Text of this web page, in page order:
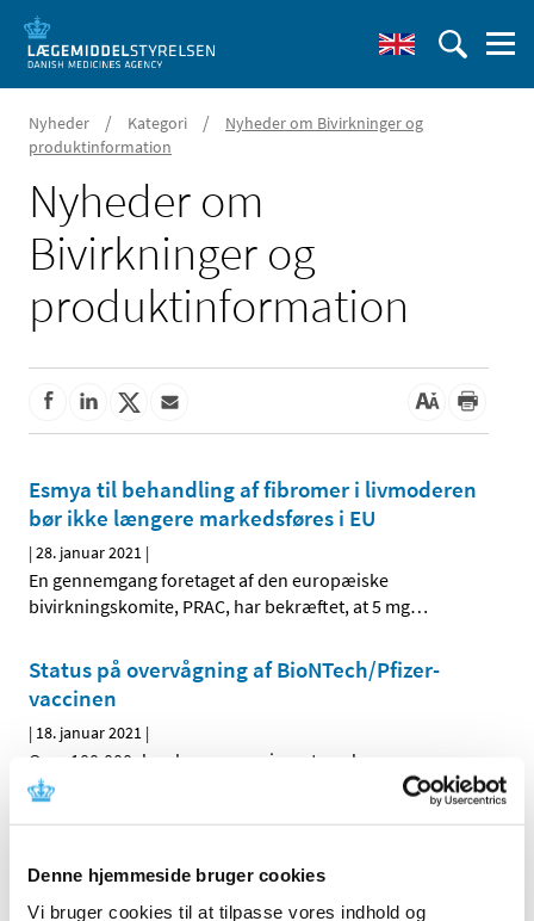
Denne hjemmeside bruger cookies
Vi bruger cookies til at tilpasse vores indhold og
Nyheder / Kategori /
Nyheder om Bivirkninger og
produktinformation
Nyheder om
Bivirkninger og
produktinformation
Esmya til behandling af fibromer i livmoderen
bør ikke længere markedsføres i EU
|28. januar 2021 |
En gennemgang foretaget af den europæiske
bivirkningskomite, PRAC, har bekræftet, at 5 mg…
Status på overvågning af BioNTech/Pfizer-
vaccinen
| 18. januar 2021 |
Over 100.000 danskere er vaccineret med
BioNTech/Pfizers vaccine Comirnaty. 117
Alle (162)
TID